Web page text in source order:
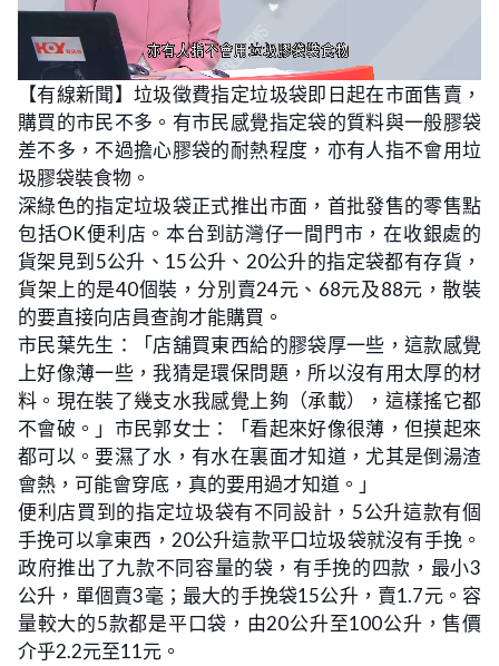
n
m
t
e
L
o
a
d
e
:
2
1
3
【有線新聞】垃圾徵費指定垃圾袋即日起在市面售賣，
購買的市民不多。有市民感覺指定袋的質料與一般膠袋
差不多，不過擔心膠袋的耐熱程度，亦有人指不會用垃
圾膠袋裝食物。
深綠色的指定垃圾袋正式推出市面，首批發售的零售點
包括OK便利店。本台到訪灣仔一間門市，在收銀處的
貨架見到5公升、15公升、20公升的指定袋都有存貨，
貨架上的是40個裝，分別賣24元、68元及88元，散裝
的要直接向店員查詢才能購買。
市民葉先生：「店舖買東西給的膠袋厚一些，這款感覺
上好像薄一些，我猜是環保問題，所以沒有用太厚的材
料。現在裝了幾支水我感覺上夠（承載），這樣搖它都
不會破。」市民郭女士：「看起來好像很薄，但摸起來
都可以。要濕了水，有水在裏面才知道，尤其是倒湯渣
會熱，可能會穿底，真的要用過才知道。」
便利店買到的指定垃圾袋有不同設計，5公升這款有個
手挽可以拿東西，20公升這款平口垃圾袋就沒有手挽。
政府推出了九款不同容量的袋，有手挽的四款，最小3
公升，單個賣3毫；最大的手挽袋15公升，賣1.7元。容
量較大的5款都是平口袋，由20公升至100公升，售價
介乎2.2元至11元。